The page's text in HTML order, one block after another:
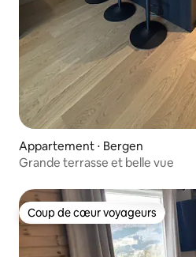
Appartement ⋅ Bergen
Grande terrasse et belle vue
Coup de cœur voyageurs
Coup de cœur voyageurs